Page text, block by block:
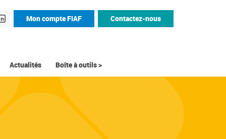
Mon compte FIAF Contactez-nous
Actualités Boîte à outils >